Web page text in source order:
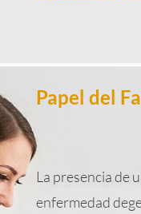
Papel del
La presencia de
enfermedad